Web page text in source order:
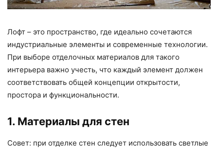
Лофт – это пространство, где идеально сочетаются
индустриальные элементы и современные технологии.
При выборе отделочных материалов для такого
интерьера важно учесть, что каждый элемент должен
соответствовать общей концепции открытости,
простора и функциональности.
1. Материалы для стен
Совет: при отделке стен следует использовать светлые